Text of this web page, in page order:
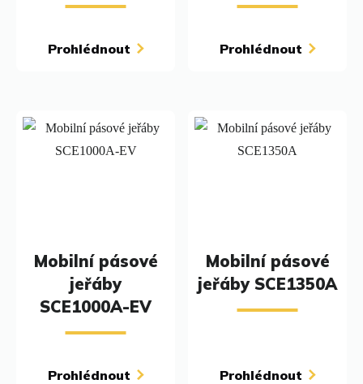
Prohlédnout Prohlédnout
Mobilní pásové
jeřáby
SCE1000A-EV
Prohlédnout
Mobilní pásové
jeřáby SCE1350A
Prohlédnout